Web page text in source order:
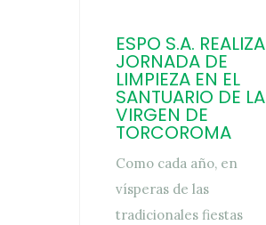
ESPO S.A. REALIZA
JORNADA DE
LIMPIEZA EN EL
SANTUARIO DE LA
VIRGEN DE
TORCOROMA
Como cada año, en
vísperas de las
tradicionales fiestas